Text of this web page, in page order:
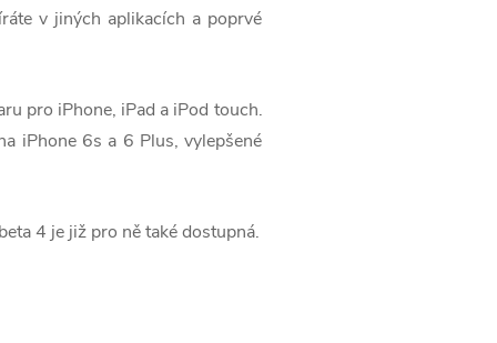
v jiných aplikacích a poprvé
pro iPhone, iPad a iPod touch.
iPhone 6s a 6 Plus, vylepšené
4 je již pro ně také dostupná.